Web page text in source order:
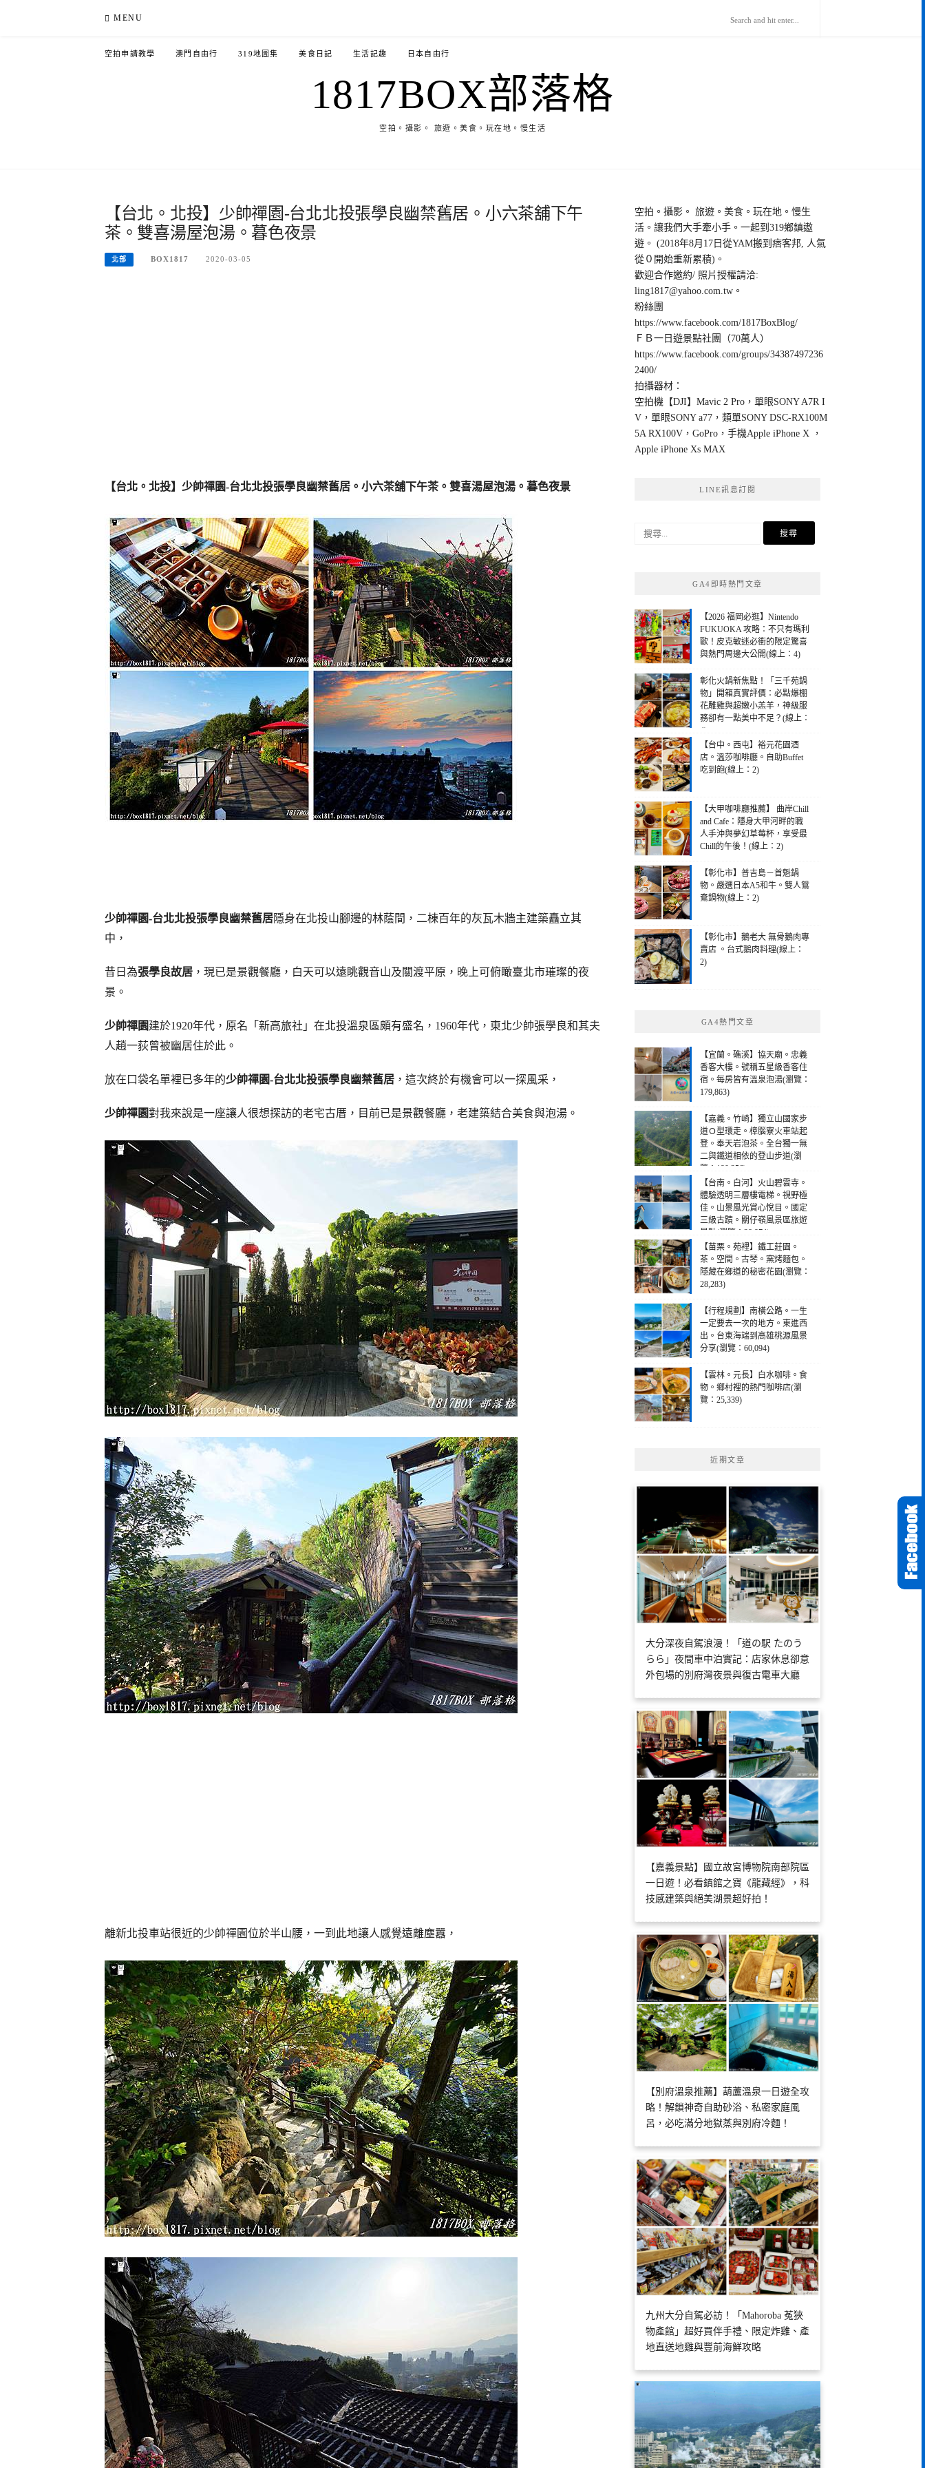
MENU
空拍申請教學 澳門自由行 319地圖集 美食日記 生活記趣 日本自由行
1817BOX部落格
空拍。攝影。 旅遊。美食。玩在地。慢生活
【台北。北投】少帥禪園-台北北投張學良幽禁舊居。小六茶舖下午
茶。雙喜湯屋泡湯。暮色夜景
北部 BOX1817 2020-03-05
【台北。北投】少帥禪園-台北北投張學良幽禁舊居。小六茶舖下午茶。雙喜湯屋泡湯。暮色夜景
少帥禪園-台北北投張學良幽禁舊居隱身在北投山腳邊的林蔭間，二棟百年的灰瓦木牆主建築矗立其
中，
昔日為張學良故居 ，現已是景觀餐廳，白天可以遠眺觀音山及關渡平原，晚上可俯瞰臺北市璀璨的夜
景。
少帥禪園建於1920年代，原名「新高旅社」在北投溫泉區頗有盛名，1960年代，東北少帥張學良和其夫
人趙一荻曾被幽居住於此。
放在口袋名單裡已多年的少帥禪園-台北北投張學良幽禁舊居 ，這次終於有機會可以一探風采，
少帥禪園對我來說是一座讓人很想探訪的老宅古厝，目前已是景觀餐廳，老建築結合美食與泡湯。
離新北投車站很近的少帥禪園位於半山腰，一到此地讓人感覺遠離塵囂，
空拍。攝影。 旅遊。美食。玩在地。慢生
活。讓我們大手牽小手。一起到319鄉鎮遨
遊。 (2018年8月17日從YAM搬到痞客邦, 人氣
從０開始重新累積)。
歡迎合作邀約/ 照片授權請洽:
ling1817@yahoo.com.tw 。
粉絲團
https://www.facebook.com/1817BoxBlog/
ＦＢ一日遊景點社團（70萬人）
https://www.facebook.com/groups/34387497236
2400/
拍攝器材：
空拍機【DJI】Mavic 2 Pro，單眼SONY A7R I
V，單眼SONY a77，類單SONY DSC-RX100M
5A RX100V，GoPro，手機Apple iPhone X ，
Apple iPhone Xs MAX
LINE訊息訂閱
搜
GA4即時熱門文章
【2026 福岡必逛】Nintendo
FUKUOKA 攻略：不只有瑪利
歐！皮克敏迷必衝的限定驚喜
與熱門周邊大公開(線上：4)
彰化火鍋新焦點！「三千苑鍋
物」開箱真實評價：必點爆棚
花雕雞與超嫩小羔羊，神級服
務卻有一點美中不足？(線上：
4)
【台中。西屯】裕元花園酒
店。溫莎咖啡廳。自助Buffet
吃到飽(線上：2)
【大甲咖啡廳推薦】 曲岸Chill
and Cafe：隱身大甲河畔的職
人手沖與夢幻草莓杯，享受最
Chill的午後！(線上：2)
【彰化市】普吉島－首魁鍋
物。嚴選日本A5和牛。雙人鴛
鴦鍋物(線上：2)
【彰化市】鵝老大 無骨鵝肉專
賣店 。台式鵝肉料理(線上：
2)
GA4熱門文章
【宜蘭。礁溪】協天廟。忠義
香客大樓。號稱五星級香客住
宿。每房皆有溫泉泡湯(瀏覽：
179,863)
【嘉義。竹崎】獨立山國家步
道Ｏ型環走。樟腦寮火車站起
登。奉天岩泡茶。全台獨一無
二與鐵道相依的登山步道(瀏
覽：190,256)
【台南。白河】火山碧雲寺。
體驗透明三層樓電梯。視野極
佳。山景風光賞心悅目。國定
三級古蹟。關仔嶺風景區旅遊
景點(瀏覽：28,974)
【苗栗。苑裡】鐵工莊園。
茶。空間。古琴。窯烤麵包。
隱藏在鄉道的秘密花園(瀏覽：
28,283)
【行程規劃】南橫公路。一生
一定要去一次的地方。東進西
出。台東海端到高雄桃源風景
分享(瀏覽：60,094)
【雲林。元長】白水咖啡。食
物。鄉村裡的熱門咖啡店(瀏
覽：25,339)
近期文章
大分深夜自駕浪漫！「道の駅 たのう
らら」夜間車中泊實記：店家休息卻意
外包場的別府灣夜景與復古電車大廳
【嘉義景點】國立故宮博物院南部院區
一日遊！必看鎮館之寶《龍藏經》，科
技感建築與絕美湖景超好拍！
【別府溫泉推薦】葫蘆溫泉一日遊全攻
略！解鎖神奇自助砂浴、私密家庭風
呂，必吃滿分地獄蒸與別府冷麵！
九州大分自駕必訪！「Mahoroba 菟狹
物產館」超好買伴手禮、限定炸雞、產
地直送地雞與豐前海鮮攻略